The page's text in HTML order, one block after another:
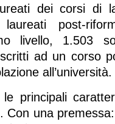
dei corsi di
laureati post-
livello, 1.503
ad un corso
all’università.
principali
Con una